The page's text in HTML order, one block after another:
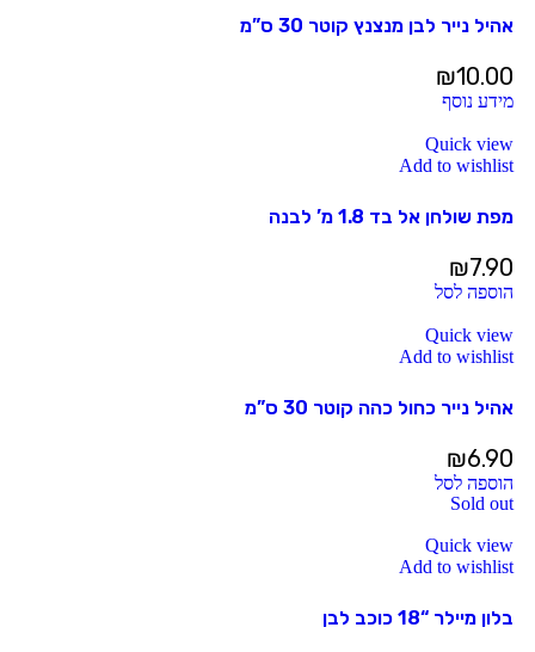
אהיל נייר לבן מנצנץ קוטר 30 ס”מ
₪10.00
מידע נוסף
Quick view
Add to wishlist
מפת שולחן אל בד 1.8 מ’ לבנה
₪7.90
הוספה לסל
Quick view
Add to wishlist
אהיל נייר כחול כהה קוטר 30 ס”מ
₪6.90
הוספה לסל
Sold out
Quick view
Add to wishlist
בלון מיילר “18 כוכב לבן